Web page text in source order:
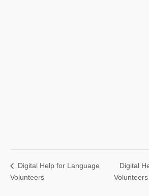
Digital Help for Language
Volunteers
Digital
Volunteers